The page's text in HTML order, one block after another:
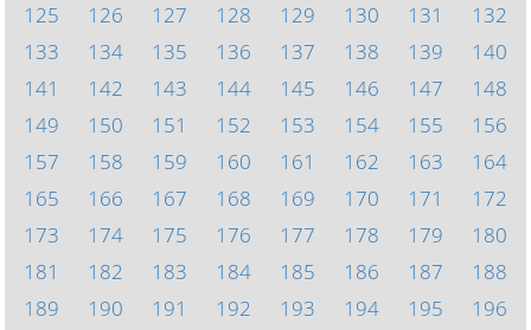
125
126 127 128 129 130 131
132
133
134 135 136 137 138 139
140
141
142 143 144 145 146 147
148
149
150 151 152 153 154 155
156
157
158 159 160 161 162 163
164
165
166 167 168 169 170 171
172
173
174 175 176 177 178 179
180
181
182 183 184 185 186 187
188
189
190 191 192 193 194 195
196